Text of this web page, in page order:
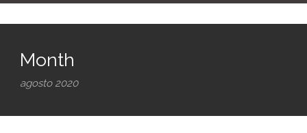
Month
agosto 2020